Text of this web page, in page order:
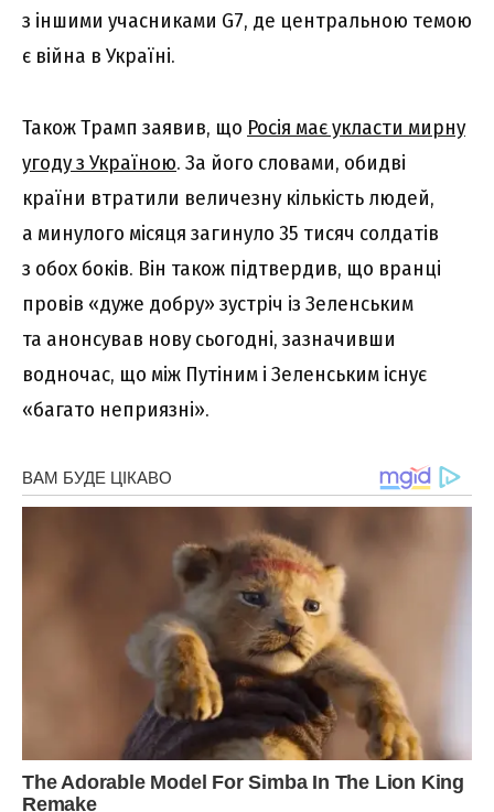
з іншими учасниками G7, де центральною темою
є війна в Україні.
Також Трамп заявив, що Росія має укласти мирну
угоду з Україною. За його словами, обидві
країни втратили величезну кількість людей,
а минулого місяця загинуло 35 тисяч солдатів
з обох боків. Він також підтвердив, що вранці
провів «дуже добру» зустріч із Зеленським
та анонсував нову сьогодні, зазначивши
водночас, що між Путіним і Зеленським існує
«багато неприязні».